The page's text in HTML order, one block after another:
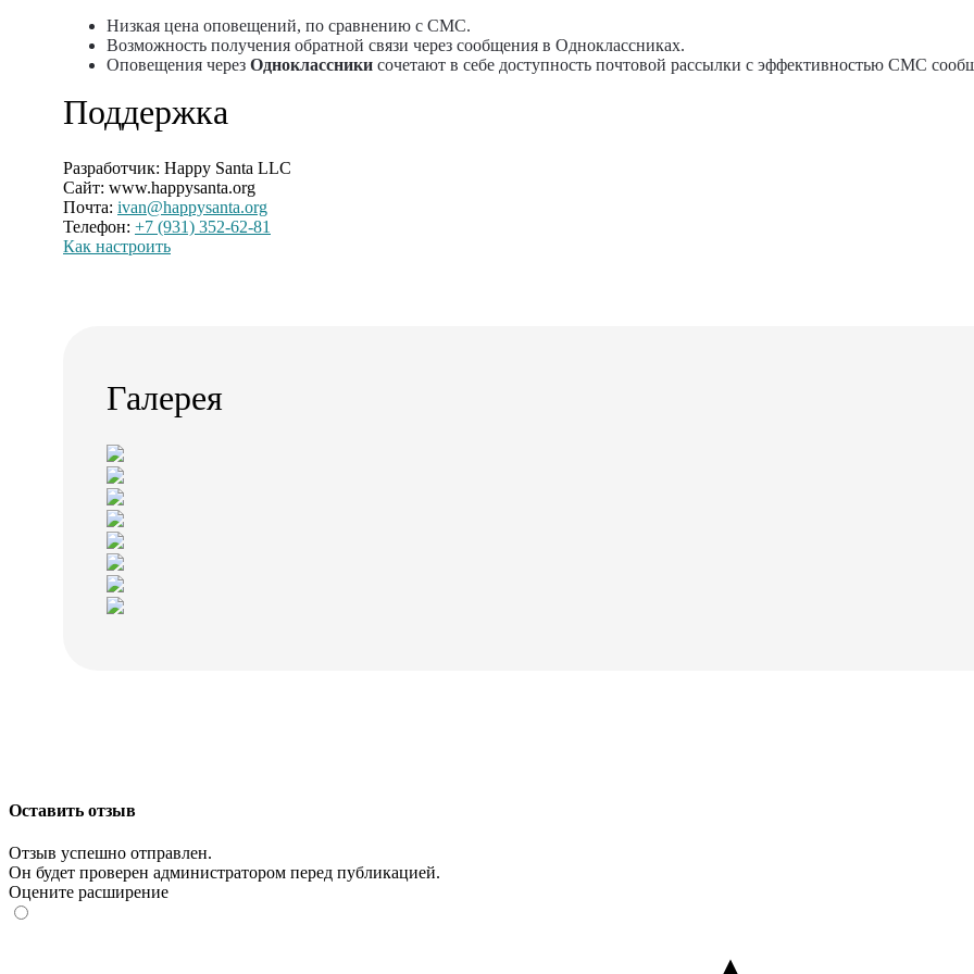
Низкая цена оповещений, по сравнению с СМС.
Возможность получения обратной связи через сообщения в Одноклассниках.
Оповещения через Одноклассники сочетают в себе доступность почтовой рассылки с эффективностью СМС
Поддержка
Разработчик: Happy Santa LLC
Сайт: www.happysanta.org
Почта: ivan@happysanta.org
Телефон: +7 (931) 352-62-81
Как настроить
Галерея
Оставить отзыв
Отзыв успешно отправлен.
Он будет проверен администратором перед публикацией.
Оцените расширение